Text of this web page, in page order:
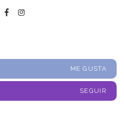
ME GUSTA
SEGUIR